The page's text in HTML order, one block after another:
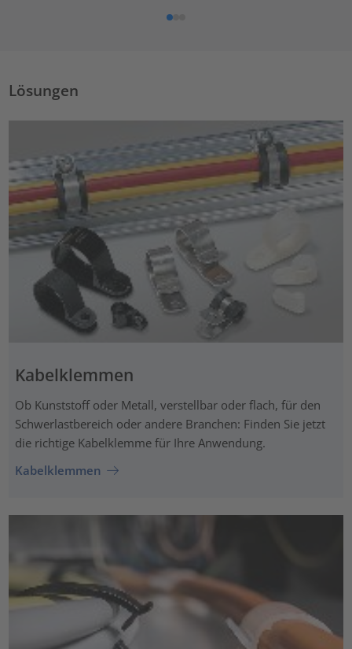
Lösungen
Kabelklemmen
Ob Kunststoff oder Metall, verstellbar oder flach, für den
Schwerlastbereich oder andere Branchen: Finden Sie jetzt
die richtige Kabelklemme für Ihre Anwendung.
Kabelklemmen